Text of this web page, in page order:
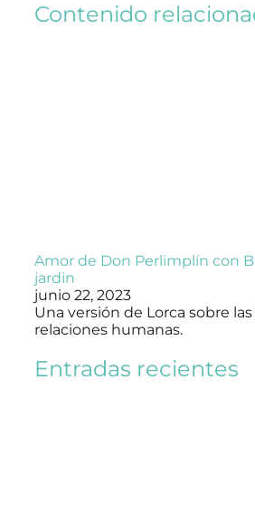
Contenido
Amor de Don Perlimplín con
jardin
junio 22, 2023
Una versión de Lorca sobre
relaciones humanas.
Entradas recientes